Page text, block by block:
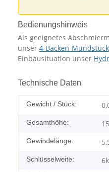
Bedienungshinweis
Als geeignetes
unser 4-Backen-Mundstück
Einbausituation unser
Technische Daten
Gewicht / Stück:
Gesamthöhe:
Gewindelänge:
Schlüsselweite: